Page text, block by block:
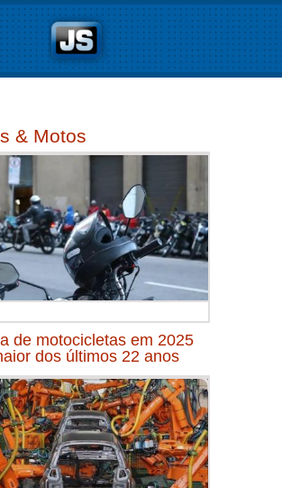
& Motos
de motocicletas em 2025
dos últimos 22 anos